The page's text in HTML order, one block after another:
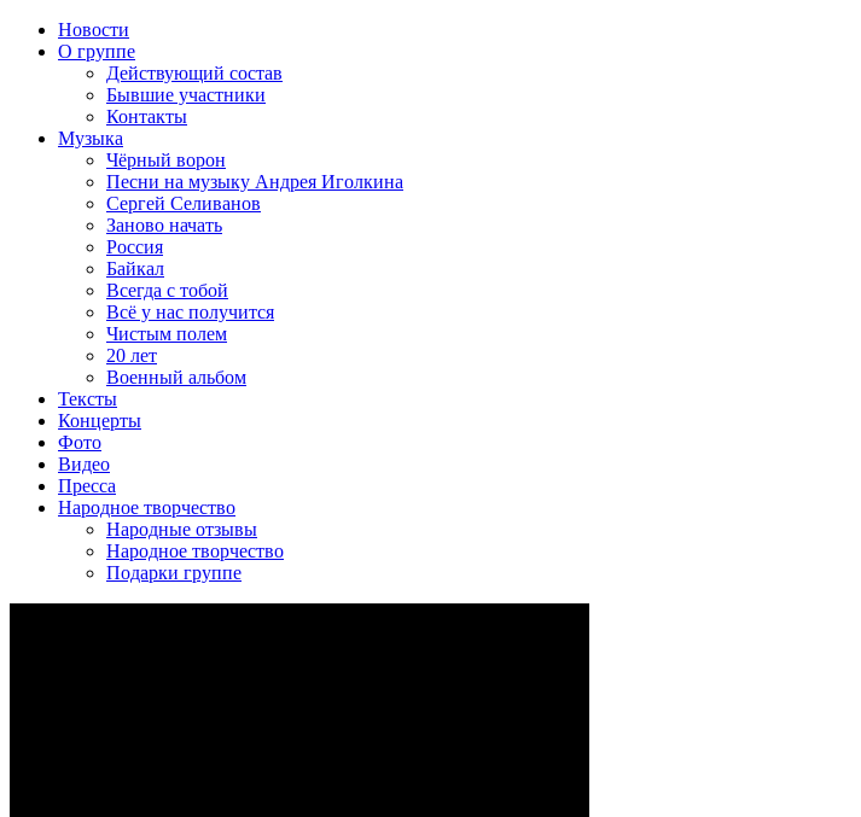
Новости
О группе
Действующий состав
Бывшие участники
Контакты
Музыка
Чёрный ворон
Песни на музыку Андрея Иголкина
Сергей Селиванов
Заново начать
Россия
Байкал
Всегда с тобой
Всё у нас получится
Чистым полем
20 лет
Военный альбом
Тексты
Концерты
Фото
Видео
Пресса
Народное творчество
Народные отзывы
Народное творчество
Подарки группе